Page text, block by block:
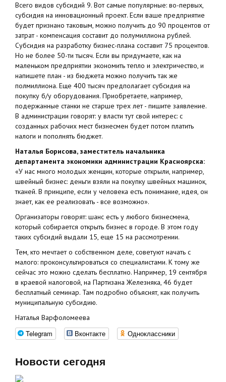
Всего видов субсидий 9. Вот самые популярные: во-первых,
субсидия на инновационный проект. Если ваше предприятие
будет признано таковым, можно получить до 90 процентов от
затрат - компенсация составит до полумиллиона рублей.
Субсидия на разработку бизнес-плана составит 75 процентов.
Но не более 50-ти тысяч. Если вы придумаете, как на
маленьком предприятии экономить тепло и электричество, и
напишете план - из бюджета можно получить так же
полмиллиона. Еще 400 тысяч предполагает субсидия на
покупку б/у оборудования. Приобретаете, например,
подержанные станки не старше трех лет - пишите заявление.
В администрации говорят: у власти тут свой интерес: с
созданных рабочих мест бизнесмен будет потом платить
налоги и пополнять бюджет.
Наталья Борисова, заместитель начальника
департамента экономики администрации Красноярска:
«У нас много молодых женщин, которые открыли, например,
швейный бизнес: деньги взяли на покупку швейных машинок,
тканей. В принципе, если у человека есть понимание, идея, он
знает, как ее реализовать - все возможно».
Организаторы говорят: шанс есть у любого бизнесмена,
который собирается открыть бизнес в городе. В этом году
таких субсидий выдали 15, еще 15 на рассмотрении.
Тем, кто мечтает о собственном деле, советуют начать с
малого: проконсультироваться со специалистами. К тому же
сейчас это можно сделать бесплатно. Например, 19 сентября
в краевой налоговой, на Партизана Железняка, 46 будет
бесплатный семинар. Там подробно объяснят, как получить
муниципальную субсидию.
Наталья Варфоломеева
Telegram Вконтакте Одноклассники
Новости сегодня